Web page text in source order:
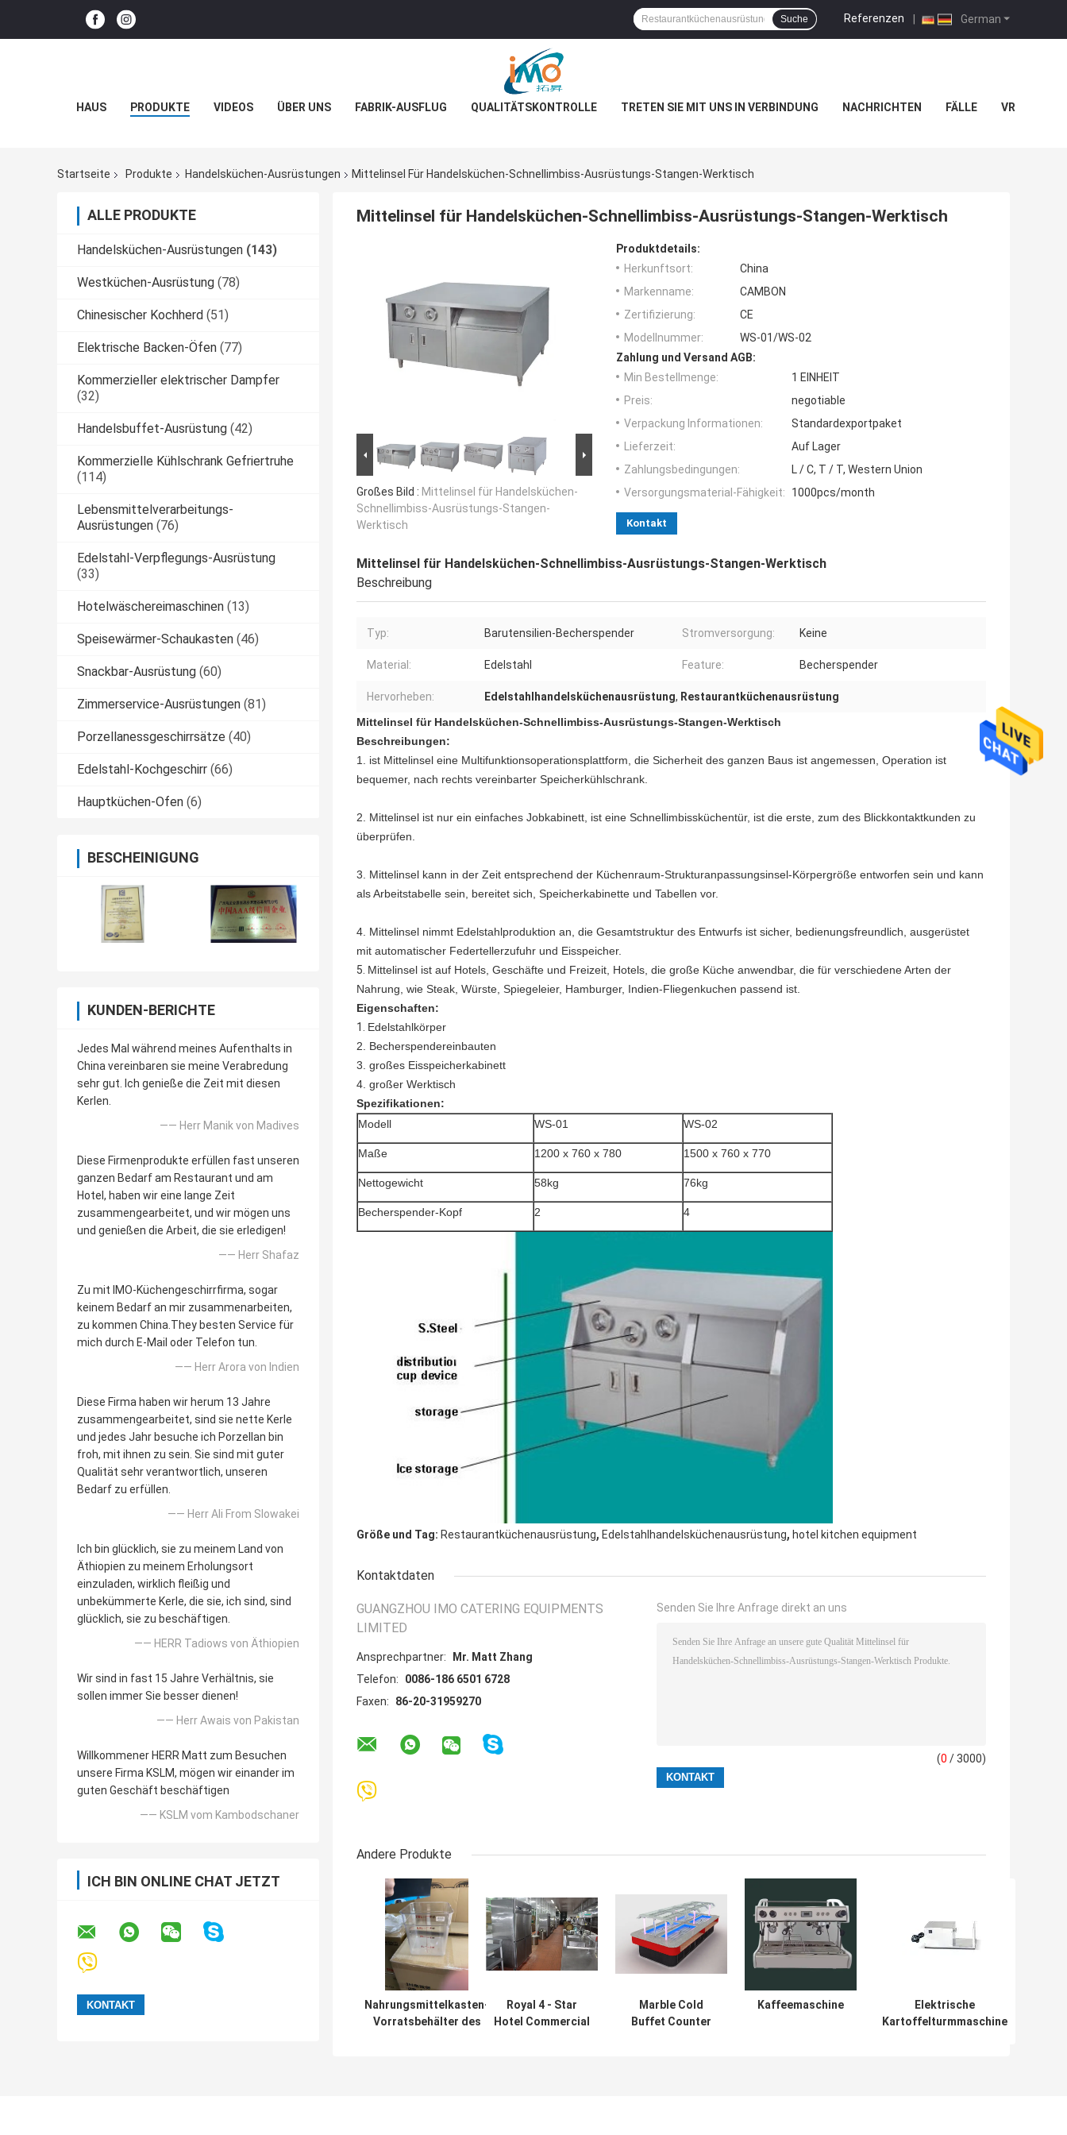
German
Referenzen |
Suche
HAUS PRODUKTE VIDEOS ÜBER UNS FABRIK-AUSFLUG QUALITÄTSKONTROLLE TRETEN SIE MIT UNS IN VERBINDUNG NACHRICHTEN FÄLLE VR
Startseite Produkte Handelsküchen-Ausrüstungen Mittelinsel Für Handelsküchen-Schnellimbiss-Ausrüstungs-Stangen-Werktisch
ALLE PRODUKTE
Handelsküchen-Ausrüstungen (143)
Westküchen-Ausrüstung (78)
Chinesischer Kochherd (51)
Elektrische Backen-Öfen (77)
Kommerzieller elektrischer Dampfer
(32)
Handelsbuffet-Ausrüstung (42)
Kommerzielle Kühlschrank Gefriertruhe
(114)
Lebensmittelverarbeitungs-
Ausrüstungen (76)
Edelstahl-Verpflegungs-Ausrüstung
(33)
Hotelwäschereimaschinen (13)
Speisewärmer-Schaukasten (46)
Snackbar-Ausrüstung (60)
Zimmerservice-Ausrüstungen (81)
Porzellanessgeschirrsätze (40)
Edelstahl-Kochgeschirr (66)
Hauptküchen-Ofen (6)
BESCHEINIGUNG
KUNDEN-BERICHTE
Jedes Mal während meines Aufenthalts in
China vereinbaren sie meine Verabredung
sehr gut. Ich genieße die Zeit mit diesen
Kerlen.
—— Herr Manik von Madives
Diese Firmenprodukte erfüllen fast unseren
ganzen Bedarf am Restaurant und am
Hotel, haben wir eine lange Zeit
zusammengearbeitet, und wir mögen uns
und genießen die Arbeit, die sie erledigen!
—— Herr Shafaz
Zu mit IMO-Küchengeschirrfirma, sogar
keinem Bedarf an mir zusammenarbeiten,
zu kommen China.They besten Service für
mich durch E-Mail oder Telefon tun.
—— Herr Arora von Indien
Diese Firma haben wir herum 13 Jahre
zusammengearbeitet, sind sie nette Kerle
und jedes Jahr besuche ich Porzellan bin
froh, mit ihnen zu sein. Sie sind mit guter
Qualität sehr verantwortlich, unseren
Bedarf zu erfüllen.
—— Herr Ali From Slowakei
Ich bin glücklich, sie zu meinem Land von
Äthiopien zu meinem Erholungsort
einzuladen, wirklich fleißig und
unbekümmerte Kerle, die sie, ich sind, sind
glücklich, sie zu beschäftigen.
—— HERR Tadiows von Äthiopien
Wir sind in fast 15 Jahre Verhältnis, sie
sollen immer Sie besser dienen!
—— Herr Awais von Pakistan
Willkommener HERR Matt zum Besuchen
unsere Firma KSLM, mögen wir einander im
guten Geschäft beschäftigen
—— KSLM vom Kambodschaner
ICH BIN ONLINE CHAT JETZT
Mittelinsel für Handelsküchen-Schnellimbiss-Ausrüstungs-Stangen-Werktisch
Großes Bild : Mittelinsel für Handelsküchen-
Schnellimbiss-Ausrüstungs-Stangen-
Werktisch
Produktdetails:
Herkunftsort:
China
Markenname:
CAMBON
Zertifizierung:
CE
Modellnummer:
WS-01/WS-02
Zahlung und Versand AGB:
Min Bestellmenge:
1 EINHEIT
Preis:
negotiable
Verpackung Informationen:
Standardexportpaket
Lieferzeit:
Auf Lager
Zahlungsbedingungen:
L / C, T / T, Western Union
Versorgungsmaterial-Fähigkeit:
1000pcs/month
Kontakt
Mittelinsel für Handelsküchen-Schnellimbiss-Ausrüstungs-Stangen-Werktisch
Beschreibung
Typ: Barutensilien-Becherspender Stromversorgung: Keine
Material: Edelstahl Feature: Becherspender
Hervorheben: Edelstahlhandelsküchenausrüstung, Restaurantküchenausrüstung
Mittelinsel für Handelsküchen-Schnellimbiss-Ausrüstungs-Stangen-Werktisch
Beschreibungen:
1. ist Mittelinsel eine Multifunktionsoperationsplattform, die Sicherheit des ganzen Baus ist angemessen, Operation ist
bequemer, nach rechts vereinbarter Speicherkühlschrank.
2. Mittelinsel ist nur ein einfaches Jobkabinett, ist eine Schnellimbissküchentür, ist die erste, zum des Blickkontaktkunden zu
überprüfen.
3. Mittelinsel kann in der Zeit entsprechend der Küchenraum-Strukturanpassungsinsel-Körpergröße entworfen sein und kann
als Arbeitstabelle sein, bereitet sich, Speicherkabinette und Tabellen vor.
4. Mittelinsel nimmt Edelstahlproduktion an, die Gesamtstruktur des Entwurfs ist sicher, bedienungsfreundlich, ausgerüstet
mit automatischer Federtellerzufuhr und Eisspeicher.
5. Mittelinsel ist auf Hotels, Geschäfte und Freizeit, Hotels, die große Küche anwendbar, die für verschiedene Arten der
Nahrung, wie Steak, Würste, Spiegeleier, Hamburger, Indien-Fliegenkuchen passend ist.
Eigenschaften:
1. Edelstahlkörper
2. Becherspendereinbauten
3. großes Eisspeicherkabinett
4. großer Werktisch
Spezifikationen:
Modell
WS-01 WS-02
Maße 1200 x 760 x 780 1500 x 760 x 770
Nettogewicht 58kg 76kg
Becherspender-Kopf 2 4
Größe und Tag: Restaurantküchenausrüstung, Edelstahlhandelsküchenausrüstung, hotel kitchen equipment
Kontaktdaten
GUANGZHOU IMO CATERING EQUIPMENTS
LIMITED
Ansprechpartner:
Mr. Matt Zhang
Telefon:
0086-186 6501 6728
Faxen:
86-20-31959270
Senden Sie Ihre Anfrage direkt an uns
(0 / 3000)
Andere Produkte
Nahrungsmittelkasten-
Vorratsbehälter des
Royal 4 - Star
Hotel Commercial
Marble Cold
Buffet Counter
Kaffeemaschine
Elektrische
Kartoffelturmmaschine